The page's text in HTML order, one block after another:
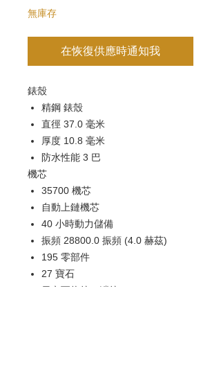
無庫存
在恢復供應時通知我
錶殼
精鋼 錶殼
直徑 37.0 毫米
厚度 10.8 毫米
防水性能 3 巴
機芯
35700 機芯
自動上鏈機芯
40 小時動力儲備
振頻 28800.0 振頻 (4.0 赫茲)
195 零部件
27 寶石
日內瓦條紋，鱗紋